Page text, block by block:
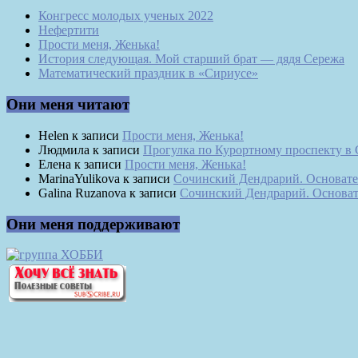
Конгресс молодых ученых 2022
Нефертити
Прости меня, Женька!
История следующая. Мой старший брат — дядя Сережа
Математический праздник в «Сириусе»
Они меня читают
Helen к записи Прости меня, Женька!
Людмила к записи Прогулка по Курортному проспекту в
Елена к записи Прости меня, Женька!
MarinaYulikova к записи Сочинский Дендрарий.
Galina Ruzanova к записи Сочинский Дендрарий.
Они меня поддерживают